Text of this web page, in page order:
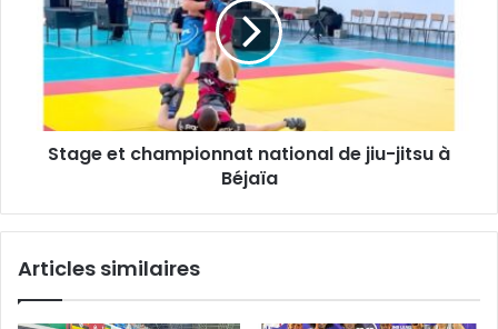
nouvelle
stratégie
national
jitsu
Béjaïa
Stage et championnat national de jiu-jitsu à
Béjaïa
Articles similaires